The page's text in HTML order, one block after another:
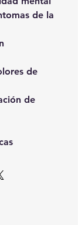
de la
de
de